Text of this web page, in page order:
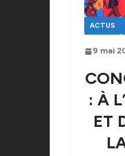
ACTUS
9 mai
: À
ET